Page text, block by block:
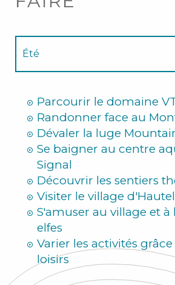
Été
Parcourir le domaine
Randonner face au
Dévaler la luge
Se baigner au centre
Signal
Découvrir les sentiers
Visiter le village
S'amuser au village et à
elfes
Varier les activités grâce
loisirs